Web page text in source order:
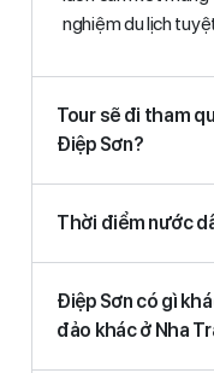
nghiệm du lịch
Tour sẽ đi tham
Điệp Sơn?
Thời điểm nước
Điệp Sơn có gì
đảo khác ở Nha